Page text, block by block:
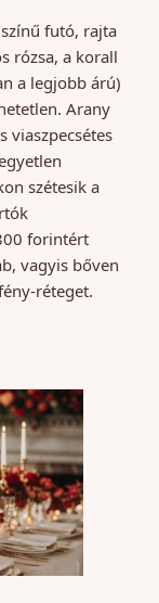
futó, rajta
rózsa, a korall
a legjobb árú)
Arany
viaszpecsétes
szétesik a
forintért
vagyis bőven
réteget.